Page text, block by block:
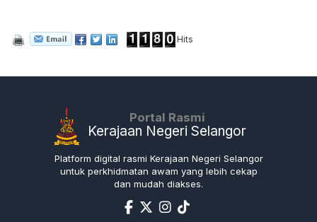
Hits
Portal Rasmi
Kerajaan Negeri Selangor
Platform digital rasmi Kerajaan Negeri Selangor
untuk perkhidmatan awam yang lebih cekap
dan mudah diakses.